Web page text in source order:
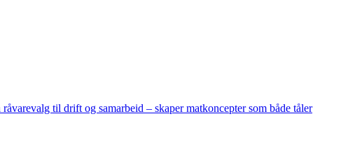
til drift og samarbeid – skaper matkoncepter som både tåler